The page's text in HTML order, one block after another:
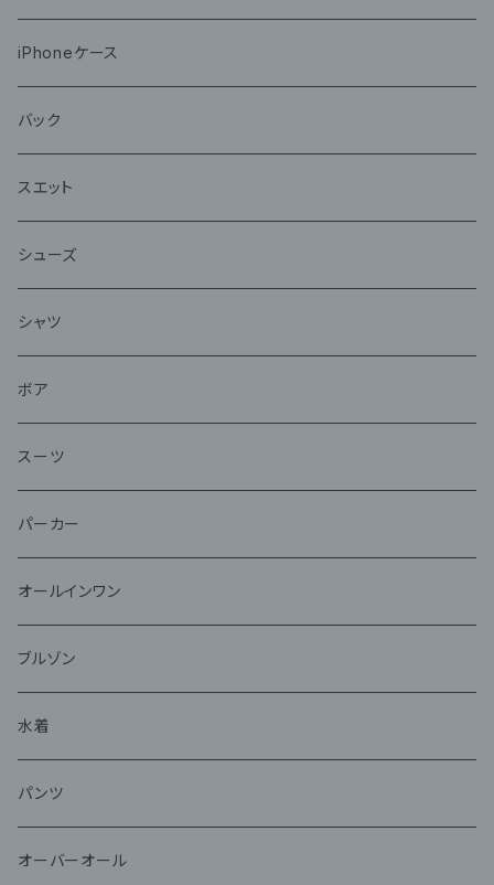
iPhoneケース
バック
スエット
シューズ
シャツ
ボア
スーツ
パーカー
オールインワン
ブルゾン
水着
パンツ
オーバーオール